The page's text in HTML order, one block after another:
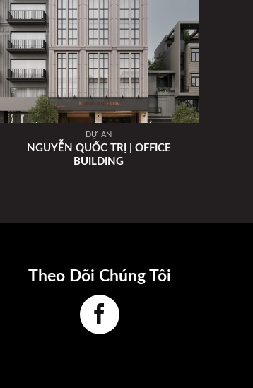
DỰ ÁN
NGUYỄN QUỐC TRỊ | OFFICE
BUILDING
Theo Dõi Chúng Tôi